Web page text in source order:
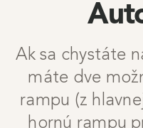
Ak sa chystáte
máte dve
rampu (z
hornú rampu